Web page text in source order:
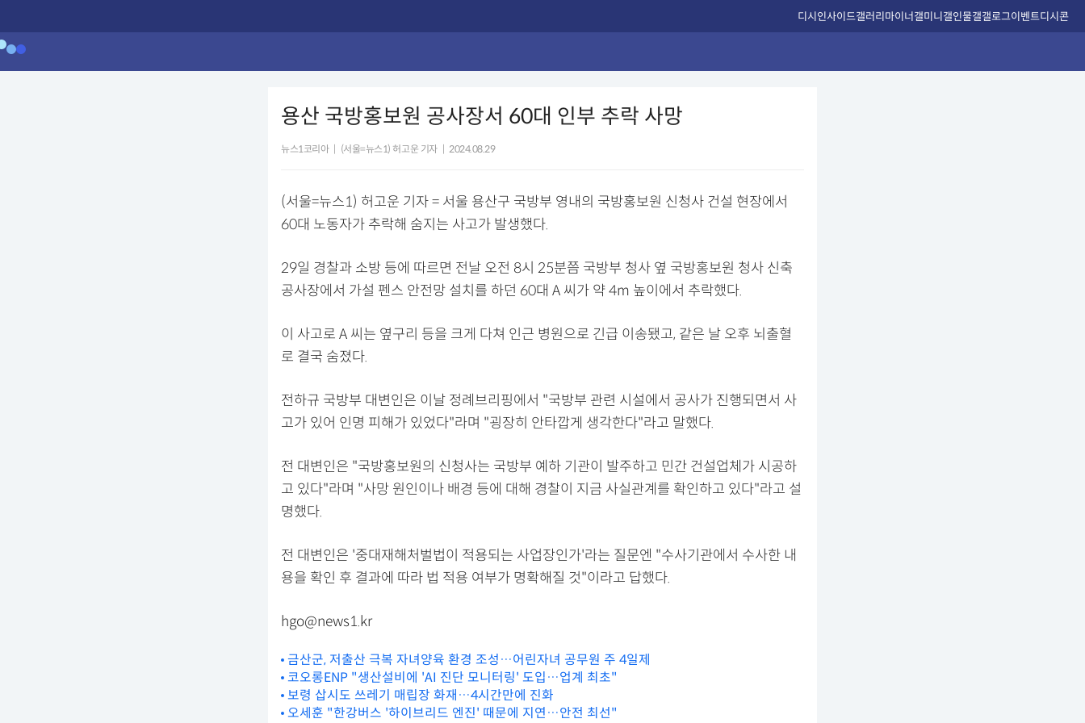
디시인사이드갤러리마이너갤미니갤인물갤갤로그이벤트디시콘
용산 국방홍보원 공사장서 60대 인부 추락 사망
뉴스1코리아 (서울=뉴스1) 허고운 기자 2024.08.29
(서울=뉴스1) 허고운 기자 = 서울 용산구 국방부 영내의 국방홍보원 신청사 건설 현장에서
60대 노동자가 추락해 숨지는 사고가 발생했다.
29일 경찰과 소방 등에 따르면 전날 오전 8시 25분쯤 국방부 청사 옆 국방홍보원 청사 신축
공사장에서 가설 펜스 안전망 설치를 하던 60대 A 씨가 약 4m 높이에서 추락했다.
이 사고로 A 씨는 옆구리 등을 크게 다쳐 인근 병원으로 긴급 이송됐고, 같은 날 오후 뇌출혈
로 결국 숨졌다.
전하규 국방부 대변인은 이날 정례브리핑에서 "국방부 관련 시설에서 공사가 진행되면서 사
고가 있어 인명 피해가 있었다"라며 "굉장히 안타깝게 생각한다"라고 말했다.
전 대변인은 "국방홍보원의 신청사는 국방부 예하 기관이 발주하고 민간 건설업체가 시공하
고 있다"라며 "사망 원인이나 배경 등에 대해 경찰이 지금 사실관계를 확인하고 있다"라고 설
명했다.
전 대변인은 '중대재해처벌법이 적용되는 사업장인가'라는 질문엔 "수사기관에서 수사한 내
용을 확인 후 결과에 따라 법 적용 여부가 명확해질 것"이라고 답했다.
hgo@news1.kr
금산군, 저출산 극복 자녀양육 환경 조성…어린자녀 공무원 주 4일제
코오롱ENP "생산설비에 'AI 진단 모니터링' 도입…업계 최초"
보령 삽시도 쓰레기 매립장 화재…4시간만에 진화
오세훈 "한강버스 '하이브리드 엔진' 때문에 지연…안전 최선"